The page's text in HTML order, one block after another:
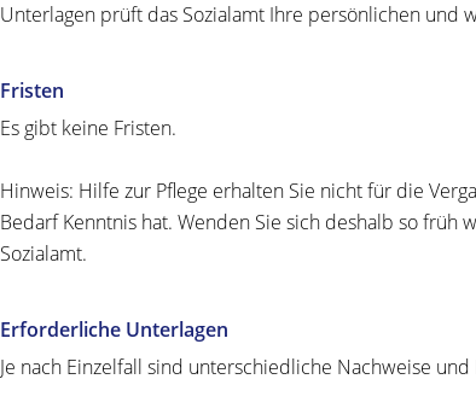
Unterlagen prüft das Sozialamt Ihre persönlichen und
Fristen
Es gibt keine Fristen.
Hinweis: Hilfe zur Pflege erhalten Sie nicht für die
Bedarf Kenntnis hat. Wenden Sie sich deshalb so
Sozialamt.
Erforderliche Unterlagen
Je nach Einzelfall sind unterschiedliche Nachweise